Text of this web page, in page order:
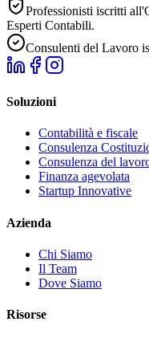
Professionisti iscritti
Esperti Contabili.
Consulenti del Lavoro
Soluzioni
Contabilità e fiscale
Consulenza
Consulenza del
Finanza agevolata
Startup Innovative
Azienda
Chi Siamo
Il Team
Dove Siamo
Risorse